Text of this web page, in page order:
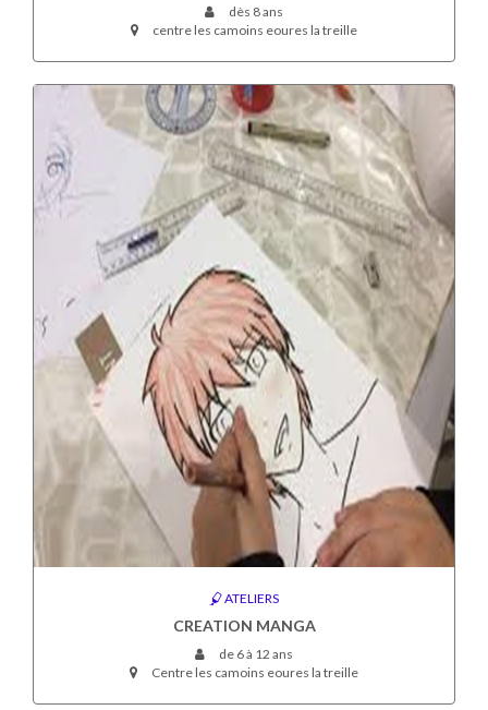
dès 8 ans
centre les camoins eoures la treille
ATELIERS
CREATION MANGA
de 6 à 12 ans
Centre les camoins eoures la treille